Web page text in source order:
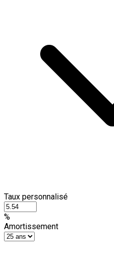
Taux personnalisé
%
Amortissement